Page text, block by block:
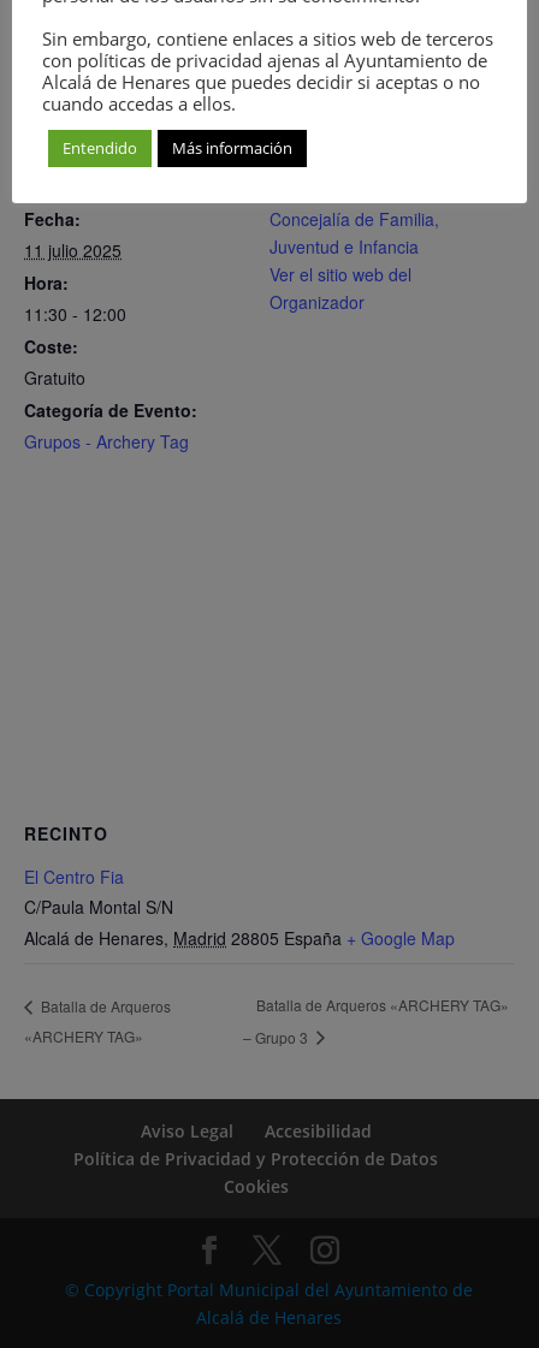
Añadir al calendario
Fecha:
11 julio 2025
Hora:
11:30 - 12:00
Coste:
Gratuito
Categoría de Evento:
Grupos - Archery Tag
Concejalía de Familia,
Juventud e Infancia
Ver el sitio web del
Organizador
RECINTO
El Centro Fia
C/Paula Montal S/N
Alcalá de Henares, Madrid 28805 España + Google Map
Batalla de Arqueros
«ARCHERY TAG»
Batalla de Arqueros «ARCHERY TAG»
– Grupo 3
Aviso Legal
Accesibilidad
Política de Privacidad y Protección de Datos
Cookies
© Copyright Portal Municipal del Ayuntamiento de
Alcalá de Henares
Sin embargo, contiene enlaces a sitios web de terceros
con políticas de privacidad ajenas al Ayuntamiento de
Alcalá de Henares que puedes decidir si aceptas o no
cuando accedas a ellos.
Entendido Más información